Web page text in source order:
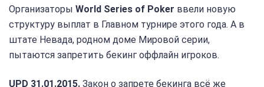
Организаторы World Series of Poker ввели новую
структуру выплат в Главном турнире этого года. А в
штате Невада, родном доме Мировой серии,
пытаются запретить бекинг оффлайн игроков.
UPD 31.01.2015. Закон о запрете бекинга всё же